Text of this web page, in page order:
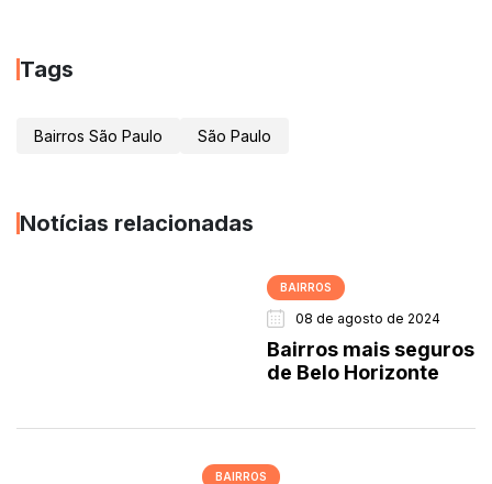
Tags
Bairros São Paulo São Paulo
Notícias relacionadas
BAIRROS
08 de agosto de 2024
Bairros mais seguros
de Belo Horizonte
BAIRROS